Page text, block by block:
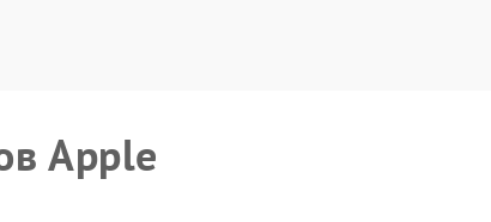
Apple